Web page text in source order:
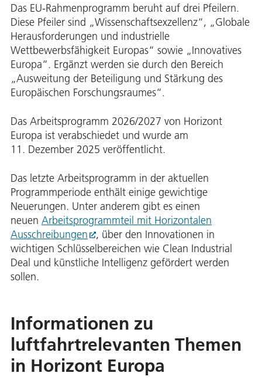
Das EU-Rahmenprogramm beruht auf drei Pfeilern.
Diese Pfeiler sind „Wissenschaftsexzellenz“, „Globale
Herausforderungen und industrielle
Wettbewerbsfähigkeit Europas“ sowie „Innovatives
Europa“. Ergänzt werden sie durch den Bereich
„Ausweitung der Beteiligung und Stärkung des
Europäischen Forschungsraumes“.
Das Arbeitsprogramm 2026/2027 von Horizont
Europa ist verabschiedet und wurde am
11. Dezember 2025 veröffentlicht.
Das letzte Arbeitsprogramm in der aktuellen
Programmperiode enthält einige gewichtige
Neuerungen. Unter anderem gibt es einen
neuen Arbeitsprogrammteil mit Horizontalen
Ausschreibungen
, über den Innovationen in
wichtigen Schlüsselbereichen wie Clean Industrial
Deal und künstliche Intelligenz gefördert werden
sollen.
Informationen zu
luftfahrtrelevanten Themen
in Horizont Europa